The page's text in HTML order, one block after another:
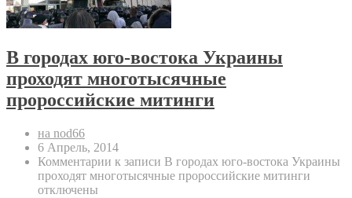
В городах юго-востока Украины
проходят многотысячные
пророссийские митинги
на nod66
6 Апрель, 2014
Комментарии к записи В городах юго-востока Украины
проходят многотысячные пророссийские митинги
отключены